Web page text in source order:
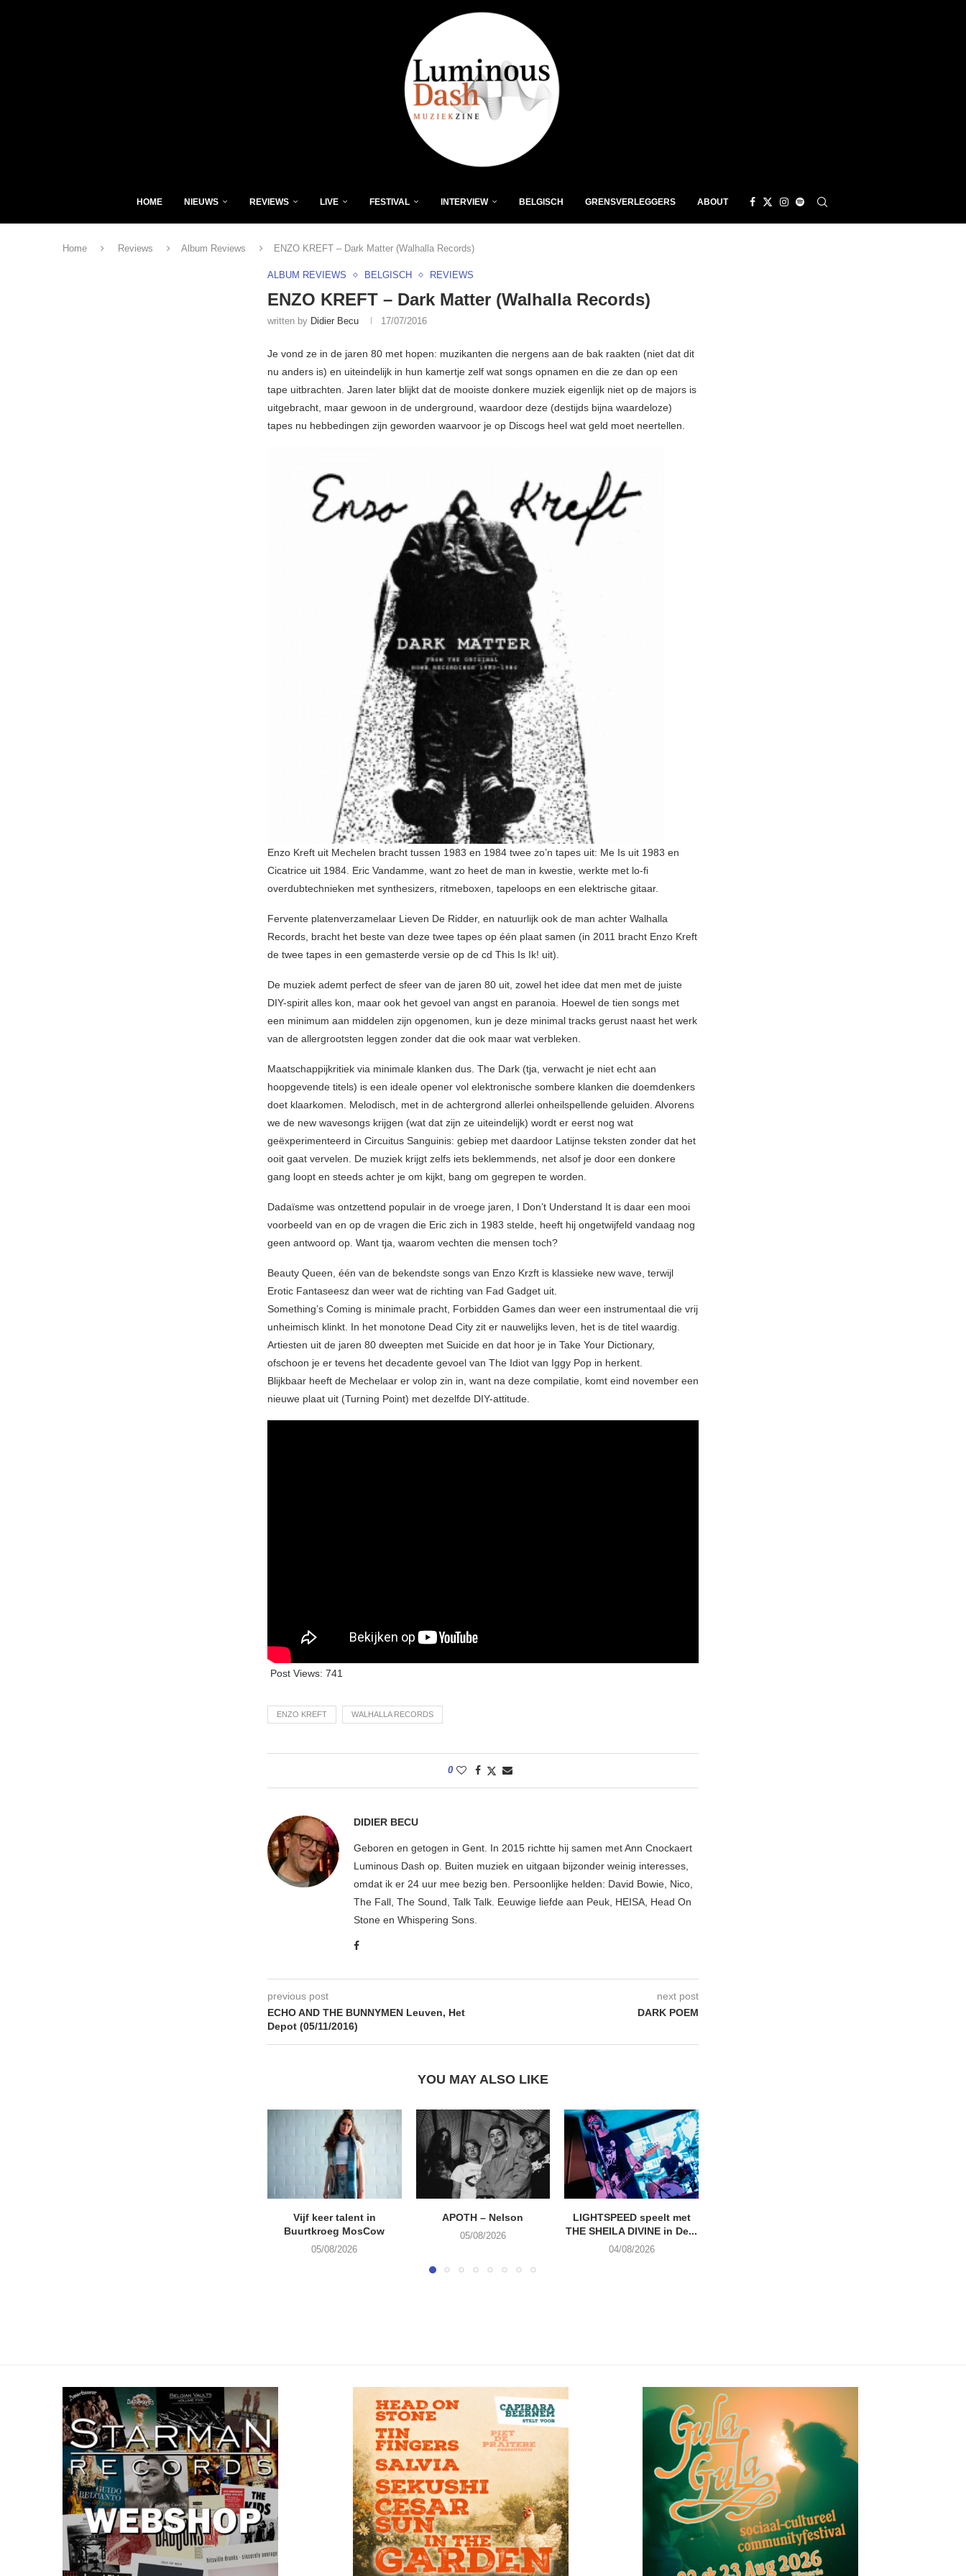
HOME NIEUWS REVIEWS LIVE FESTIVAL INTERVIEW BELGISCH GRENSVERLEGGERS ABOUT
Home Reviews Album Reviews ENZO KREFT – Dark Matter (Walhalla Records)
ALBUM REVIEWS BELGISCH REVIEWS
ENZO KREFT – Dark Matter (Walhalla Records)
written by Didier Becu 17/07/2016
Je vond ze in de jaren 80 met hopen: muzikanten die nergens aan de bak raakten (niet dat dit
nu anders is) en uiteindelijk in hun kamertje zelf wat songs opnamen en die ze dan op een
tape uitbrachten. Jaren later blijkt dat de mooiste donkere muziek eigenlijk niet op de majors is
uitgebracht, maar gewoon in de underground, waardoor deze (destijds bijna waardeloze)
tapes nu hebbedingen zijn geworden waarvoor je op Discogs heel wat geld moet neertellen.
Enzo Kreft uit Mechelen bracht tussen 1983 en 1984 twee zo’n tapes uit: Me Is uit 1983 en
Cicatrice uit 1984. Eric Vandamme, want zo heet de man in kwestie, werkte met lo-fi
overdubtechnieken met synthesizers, ritmeboxen, tapeloops en een elektrische gitaar.
Fervente platenverzamelaar Lieven De Ridder, en natuurlijk ook de man achter Walhalla
Records, bracht het beste van deze twee tapes op één plaat samen (in 2011 bracht Enzo Kreft
de twee tapes in een gemasterde versie op de cd This Is Ik! uit).
De muziek ademt perfect de sfeer van de jaren 80 uit, zowel het idee dat men met de juiste
DIY-spirit alles kon, maar ook het gevoel van angst en paranoia. Hoewel de tien songs met
een minimum aan middelen zijn opgenomen, kun je deze minimal tracks gerust naast het werk
van de allergrootsten leggen zonder dat die ook maar wat verbleken.
Maatschappijkritiek via minimale klanken dus. The Dark (tja, verwacht je niet echt aan
hoopgevende titels) is een ideale opener vol elektronische sombere klanken die doemdenkers
doet klaarkomen. Melodisch, met in de achtergrond allerlei onheilspellende geluiden. Alvorens
we de new wavesongs krijgen (wat dat zijn ze uiteindelijk) wordt er eerst nog wat
geëxperimenteerd in Circuitus Sanguinis: gebiep met daardoor Latijnse teksten zonder dat het
ooit gaat vervelen. De muziek krijgt zelfs iets beklemmends, net alsof je door een donkere
gang loopt en steeds achter je om kijkt, bang om gegrepen te worden.
Dadaïsme was ontzettend populair in de vroege jaren, I Don’t Understand It is daar een mooi
voorbeeld van en op de vragen die Eric zich in 1983 stelde, heeft hij ongetwijfeld vandaag nog
geen antwoord op. Want tja, waarom vechten die mensen toch?
Beauty Queen, één van de bekendste songs van Enzo Krzft is klassieke new wave, terwijl
Erotic Fantaseesz dan weer wat de richting van Fad Gadget uit.
Something’s Coming is minimale pracht, Forbidden Games dan weer een instrumentaal die vrij
unheimisch klinkt. In het monotone Dead City zit er nauwelijks leven, het is de titel waardig.
Artiesten uit de jaren 80 dweepten met Suicide en dat hoor je in Take Your Dictionary,
ofschoon je er tevens het decadente gevoel van The Idiot van Iggy Pop in herkent.
Blijkbaar heeft de Mechelaar er volop zin in, want na deze compilatie, komt eind november een
nieuwe plaat uit (Turning Point) met dezelfde DIY-attitude.
Post Views: 741
ENZO KREFT WALHALLA RECORDS
0
DIDIER BECU
Geboren en getogen in Gent. In 2015 richtte hij samen met Ann Cnockaert
Luminous Dash op. Buiten muziek en uitgaan bijzonder weinig interesses,
omdat ik er 24 uur mee bezig ben. Persoonlijke helden: David Bowie, Nico,
The Fall, The Sound, Talk Talk. Eeuwige liefde aan Peuk, HEISA, Head On
Stone en Whispering Sons.
previous post
ECHO AND THE BUNNYMEN Leuven, Het
Depot (05/11/2016)
next post
DARK POEM
YOU MAY ALSO LIKE
Vijf keer talent in
Buurtkroeg MosCow
05/08/2026
APOTH – Nelson
05/08/2026
LIGHTSPEED speelt met
THE SHEILA DIVINE in De...
04/08/2026